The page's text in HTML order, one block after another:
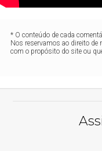
* O conteúdo de cada
Nos reservamos ao direito
com o propósito do site ou